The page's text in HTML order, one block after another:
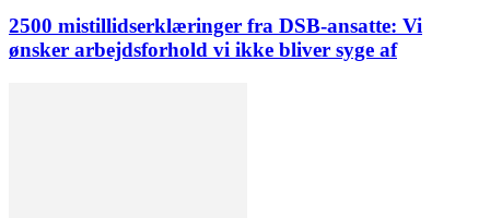
2500 mistillidserklæringer fra DSB-ansatte: Vi
ønsker arbejdsforhold vi ikke bliver syge af